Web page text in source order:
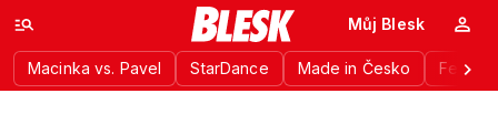
Macinka vs. Pavel StarDance Made in Česko
Můj Blesk